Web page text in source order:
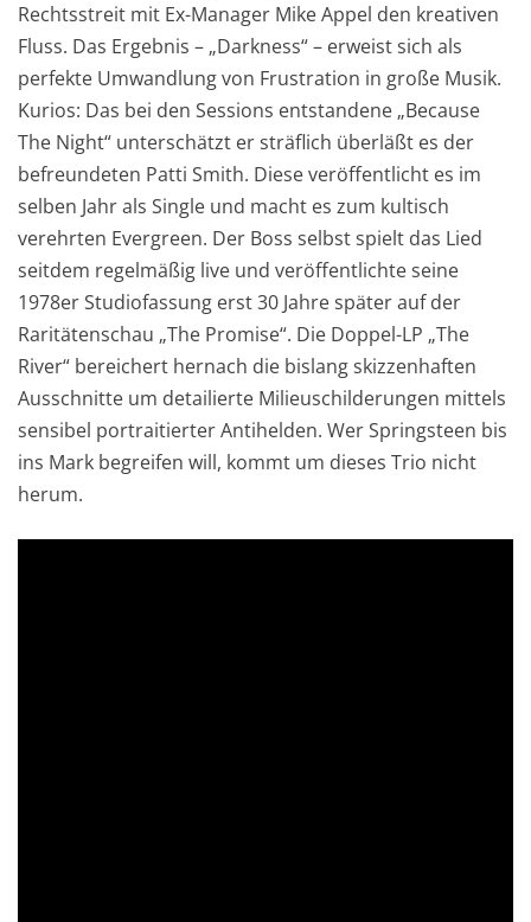
Rechtsstreit mit Ex-Manager Mike Appel den kreativen
Fluss. Das Ergebnis – „Darkness“ – erweist sich als
perfekte Umwandlung von Frustration in große Musik.
Kurios: Das bei den Sessions entstandene „Because
The Night“ unterschätzt er sträflich überläßt es der
befreundeten Patti Smith. Diese veröffentlicht es im
selben Jahr als Single und macht es zum kultisch
verehrten Evergreen. Der Boss selbst spielt das Lied
seitdem regelmäßig live und veröffentlichte seine
1978er Studiofassung erst 30 Jahre später auf der
Raritätenschau „The Promise“. Die Doppel-LP „The
River“ bereichert hernach die bislang skizzenhaften
Ausschnitte um detailierte Milieuschilderungen mittels
sensibel portraitierter Antihelden. Wer Springsteen bis
ins Mark begreifen will, kommt um dieses Trio nicht
herum.